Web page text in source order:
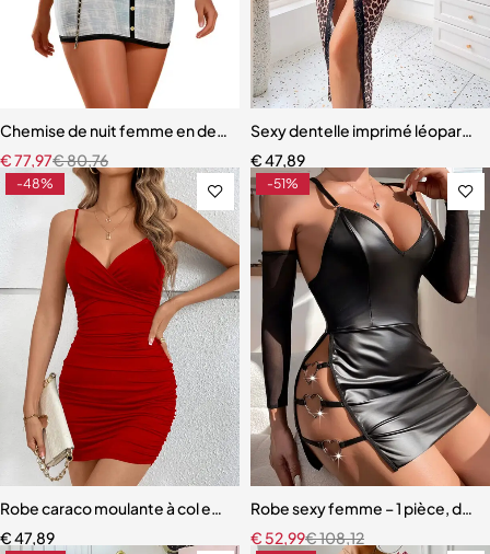
Chemise de nuit femme en dentelle bleue – Babydoll avec
€80,76
€77,97
Sexy dentelle imprimé léopard
€47,89
-48%
Robe caraco moulante à col en V solide, robe de discothèque sans
€47,89
-51%
Robe sexy femme – 1 pièce,
€108,12
€ 52,99